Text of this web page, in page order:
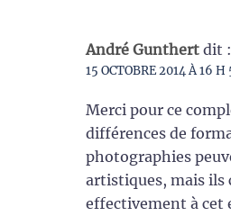
André Gunthert dit :
15 OCTOBRE 2014 À 16
Merci pour ce
différences de
photographies
artistiques, mais
effectivement à cet